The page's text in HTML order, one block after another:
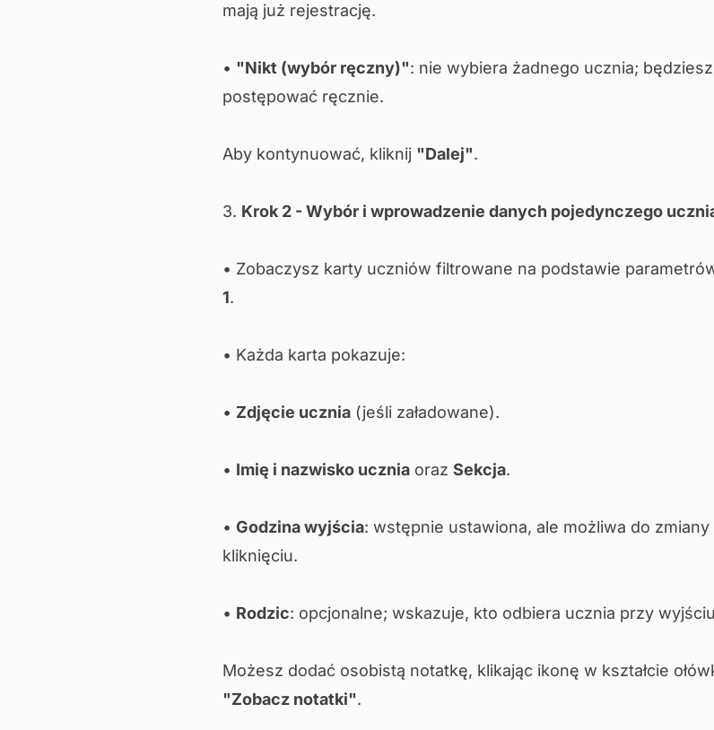
mają już rejestrację.
• "Nikt (wybór ręczny)": nie wybiera żadnego ucznia; będziesz
postępować ręcznie.
Aby kontynuować, kliknij "Dalej".
3. Krok 2 - Wybór i wprowadzenie danych pojedynczego
• Zobaczysz karty uczniów filtrowane na podstawie
1.
• Każda karta pokazuje:
• Zdjęcie ucznia (jeśli załadowane).
• Imię i nazwisko ucznia oraz Sekcja.
• Godzina wyjścia: wstępnie ustawiona, ale możliwa do zmiany
kliknięciu.
• Rodzic: opcjonalne; wskazuje, kto odbiera ucznia przy
Możesz dodać osobistą notatkę, klikając ikonę w kształcie
"Zobacz notatki".